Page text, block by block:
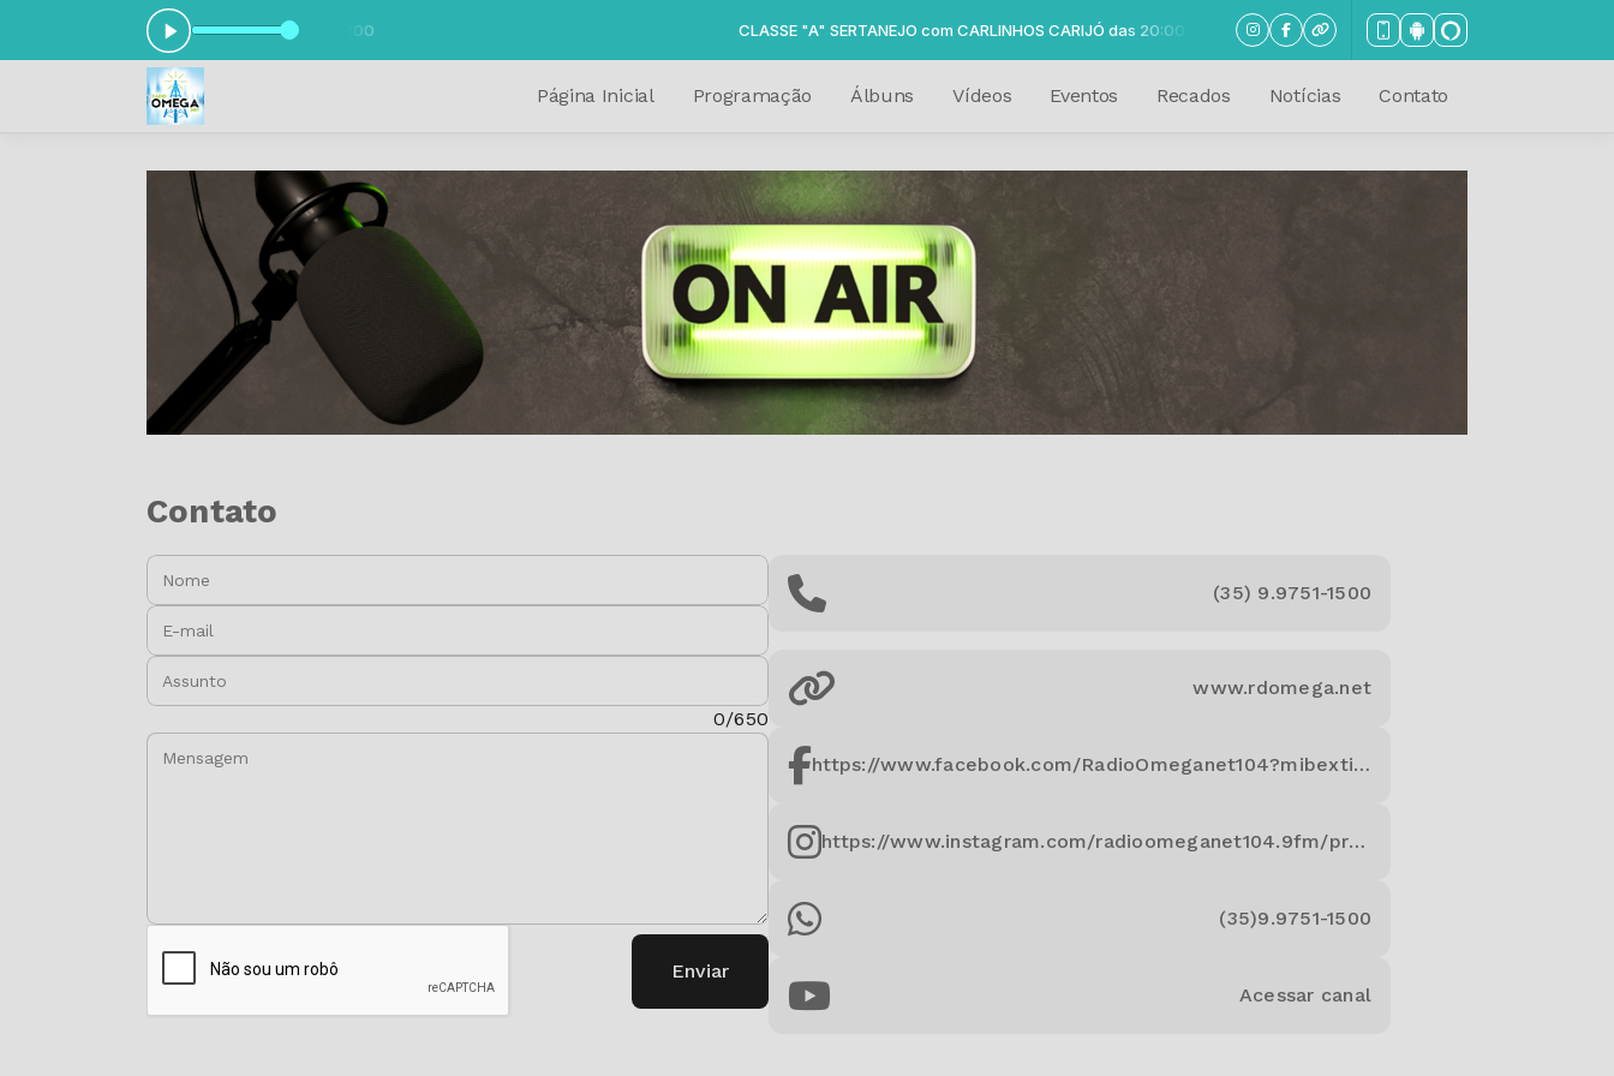
com CARLINHOS CARIJÓ das 20:00 às 10:00 CLASSE "A" SERTANEJO com CARLINHOS CARIJÓ das 20:00 às 10:00
Página Inicial Programação Álbuns Vídeos Eventos Recados Notícias Contato
Contato
Nome:
E-mail:
Assunto:
0/650
Enviar
(35) 9.9751-1500
www.rdomega.net
https://www.facebook.com/RadioOmeganet104?mibextid=ZbWKwL
https://www.instagram.com/radioomeganet104.9fm/profilecard/?igsh=MTNjYnZxNm5lejllcw==
(35)9.9751-1500
Acessar canal